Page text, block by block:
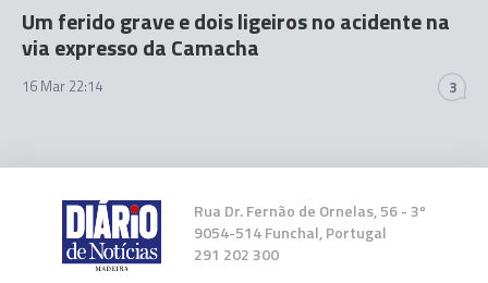
Um ferido grave e dois ligeiros no acidente na
via expresso da Camacha
16 Mar 22:14 3
Rua Dr. Fernão de Ornelas, 56 - 3º
9054-514 Funchal, Portugal
291 202 300